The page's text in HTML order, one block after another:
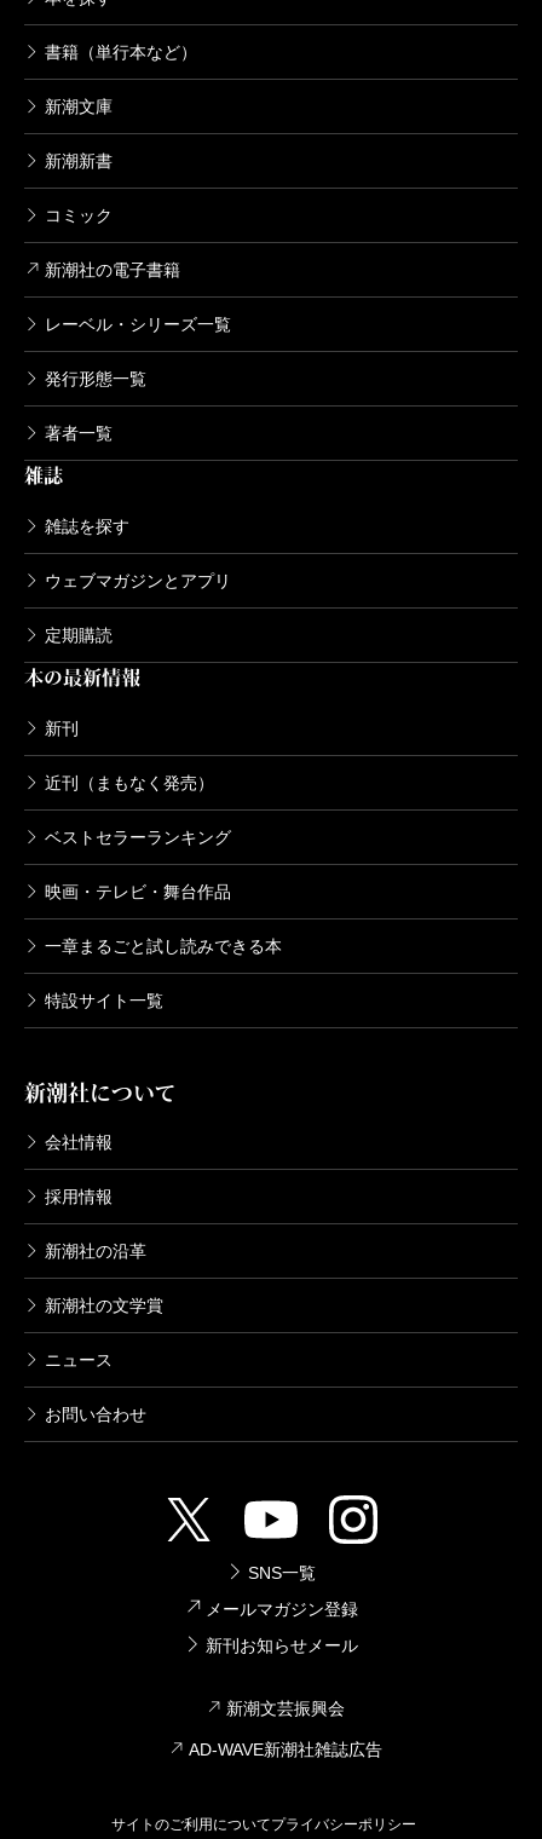
書籍（単行本など）
新潮文庫
新潮新書
コミック
新潮社の電子書籍
レーベル・シリーズ一覧
発行形態一覧
著者一覧
雑誌
雑誌を探す
ウェブマガジンとアプリ
定期購読
本の最新情報
新刊
近刊（まもなく発売）
ベストセラーランキング
映画・テレビ・舞台作品
一章まるごと試し読みできる本
特設サイト一覧
新潮社について
会社情報
採用情報
新潮社の沿革
新潮社の文学賞
ニュース
お問い合わせ
SNS一覧
メールマガジン登録
新刊お知らせメール
新潮文芸振興会
AD-WAVE新潮社雑誌広告
サイトのご利用についてプライバシーポリシー